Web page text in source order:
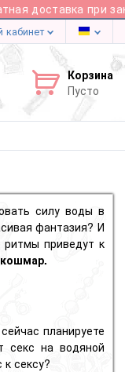
доставка при
кабинет
Корзина
Пусто
силу воды в
фантазия? И
ритмы приведут к
планируете
секс на водяной
к сексу?